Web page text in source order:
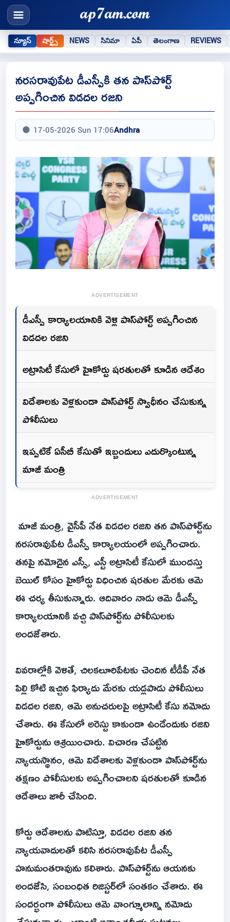
న్యూస్ షార్ట్స్ NEWS సినిమా ఏపీ తెలంగాణ REVIEWS
నరసరావుపేట డీఎస్పీకి తన పాస్‌పోర్ట్‌
అప్పగించిన విడదల రజని
17-05-2026 Sun 17:06Andhra
ADVERTISEMENT
డీఎస్పీ కార్యాలయానికి వెళ్లి పాస్‌పోర్ట్ అప్పగించిన
విడదల రజిని
అట్రాసిటీ కేసులో హైకోర్టు షరతులతో కూడిన ఆదేశం
విదేశాలకు వెళ్లకుండా పాస్‌పోర్ట్ స్వాధీనం చేసుకున్న
పోలీసులు
ఇప్పటికే ఏసీబీ కేసుతో ఇబ్బందులు ఎదుర్కొంటున్న
మాజీ మంత్రి
ADVERTISEMENT
మాజీ మంత్రి, వైసీపీ నేత విడదల రజిని తన పాస్‌పోర్ట్‌ను
నరసరావుపేట డీఎస్పీ కార్యాలయంలో అప్పగించారు.
తనపై నమోదైన ఎస్సీ, ఎస్టీ అట్రాసిటీ కేసులో ముందస్తు
బెయిల్ కోసం హైకోర్టు విధించిన షరతుల మేరకు ఆమె
ఈ చర్య తీసుకున్నారు. ఆదివారం నాడు ఆమె డీఎస్పీ
కార్యాలయానికి వచ్చి పాస్‌పోర్ట్‌ను పోలీసులకు
అందజేశారు.
వివరాల్లోకి వెళితే, చిలకలూరిపేటకు చెందిన టీడీపీ నేత
పిల్లి కోటి ఇచ్చిన ఫిర్యాదు మేరకు యడ్లపాడు పోలీసులు
విడదల రజిని, ఆమె అనుచరులపై అట్రాసిటీ కేసు నమోదు
చేశారు. ఈ కేసులో అరెస్టు కాకుండా ఉండేందుకు రజిని
హైకోర్టును ఆశ్రయించారు. విచారణ చేపట్టిన
న్యాయస్థానం, ఆమె విదేశాలకు వెళ్లకుండా పాస్‌పోర్ట్‌ను
తక్షణం పోలీసులకు అప్పగించాలని షరతులతో కూడిన
ఆదేశాలు జారీ చేసింది.
కోర్టు ఆదేశాలను పాటిస్తూ, విడదల రజిని తన
న్యాయవాదులతో కలిసి నరసరావుపేట డీఎస్పీ
హనుమంతరావును కలిశారు. పాస్‌పోర్ట్‌ను ఆయనకు
అందజేసి, సంబంధిత రిజిస్టర్‌లో సంతకం చేశారు. ఈ
సందర్భంగా పోలీసులు ఆమె వాంగ్మూలాన్ని నమోదు